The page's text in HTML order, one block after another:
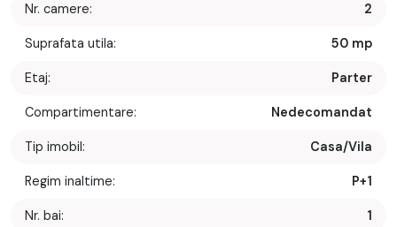
Nr. camere: 2
Suprafata utila: 50 mp
Etaj: Parter
Compartimentare: Nedecomandat
Tip imobil: Casa/Vila
Regim inaltime: P+1
Nr. bai: 1